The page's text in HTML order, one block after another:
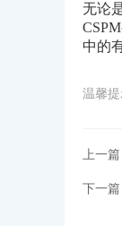
无论
中的
温馨
上一篇
下一篇